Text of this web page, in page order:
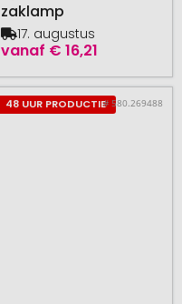
zaklamp
vanaf € 16,21
17. augustus
48 UUR PRODUCTIE# 580.269488